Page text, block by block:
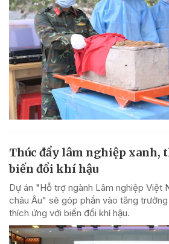
Thúc đẩy lâm nghiệp xanh,
biến đổi khí hậu
Dự án "Hỗ trợ ngành Lâm nghiệp Việt
châu Âu" sẽ góp phần vào tăng
thích ứng với biến đổi khí hậu.